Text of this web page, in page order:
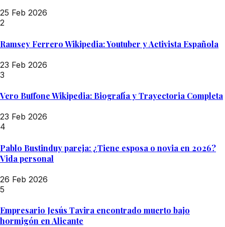
25 Feb 2026
2
Ramsey Ferrero Wikipedia: Youtuber y Activista Española
23 Feb 2026
3
Vero Buffone Wikipedia: Biografía y Trayectoria Completa
23 Feb 2026
4
Pablo Bustinduy pareja: ¿Tiene esposa o novia en 2026?
Vida personal
26 Feb 2026
5
Empresario Jesús Tavira encontrado muerto bajo
hormigón en Alicante